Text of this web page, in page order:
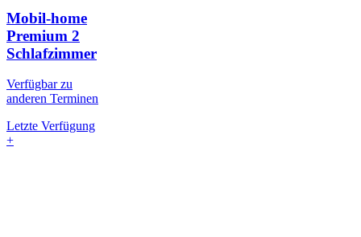
Mobil-home
Premium 2
Schlafzimmer
Verfügbar zu
anderen Terminen
Letzte Verfügung
+